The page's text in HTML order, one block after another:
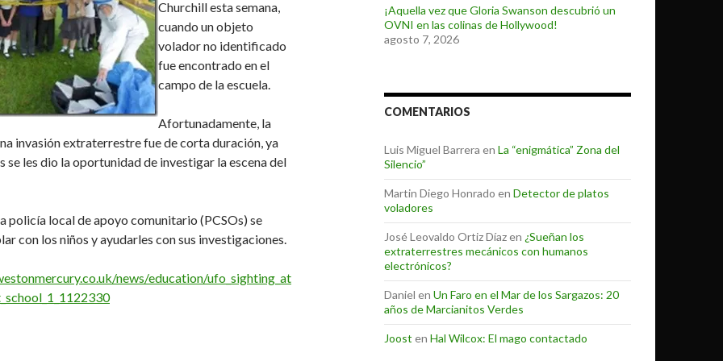
Churchill esta semana,
cuando un objeto
volador no identificado
fue encontrado en el
campo de la escuela.
Afortunadamente, la
invasión extraterrestre fue de corta duración, ya
se les dio la oportunidad de investigar la escena del
policía local de apoyo comunitario (PCSOs) se
con los niños y ayudarles con sus investigaciones.
news/education/ufo_sighting_at
¡Aquella vez que Gloria Swanson descubrió un
OVNI en las colinas de Hollywood!
agosto 7, 2026
COMENTARIOS
Luis Miguel Barrera en La “enigmática” Zona del
Silencio”
Martin Diego Honrado en Detector de platos
voladores
José Leovaldo Ortiz Díazen ¿Sueñan los
extraterrestres mecánicos con humanos
electrónicos?
Daniel en Un Faro en el Mar de los Sargazos: 20
años de Marcianitos Verdes
Joost en Hal Wilcox: El mago contactado